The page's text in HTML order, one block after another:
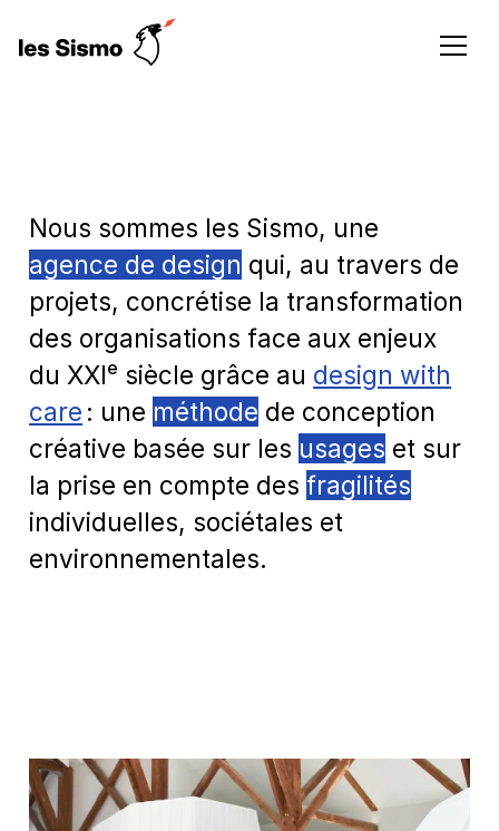
Les Sismo, design
Nous sommes les Sismo, une
agence de design qui, au travers de
projets, concrétise la transformation
des organisations face aux enjeux
du XXIe siècle grâce au design with
care : une méthode de conception
créative basée sur les usages et sur
la prise en compte des fragilités
individuelles, sociétales et
environnementales.